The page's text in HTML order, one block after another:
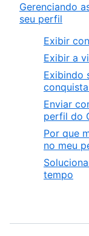
Gerenciando
seu perfil
Exibir
Exibir a
Exibindo
Enviar
perfil do
Por que
no meu
tempo